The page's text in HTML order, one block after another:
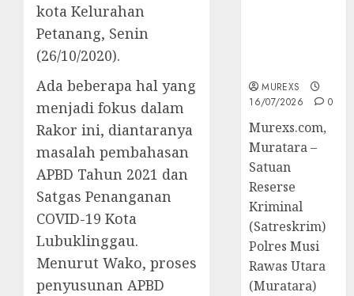
kota Kelurahan
Petanang, Senin
(26/10/2020).
Ada beberapa hal yang
menjadi fokus dalam
Rakor ini, diantaranya
masalah pembahasan
APBD Tahun 2021 dan
Satgas Penanganan
COVID-19 Kota
Lubuklinggau.
Menurut Wako, proses
penyusunan APBD
MUREXS
16/07/2026
0
Murexs.com,
Muratara –
Satuan
Reserse
Kriminal
(Satreskrim)
Polres Musi
Rawas Utara
(Muratara)